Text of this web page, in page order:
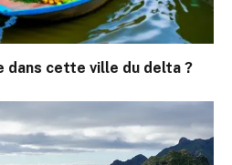
dans cette ville du delta ?